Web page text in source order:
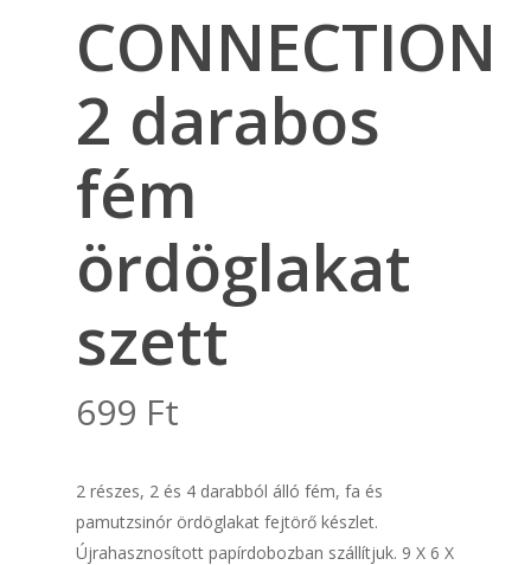
CONNECTION
2 darabos
fém
ördöglakat
szett
699 Ft
2 részes, 2 és 4 darabból álló fém, fa és
pamutzsinór ördöglakat fejtörő készlet.
Újrahasznosított papírdobozban szállítjuk. 9 X 6 X